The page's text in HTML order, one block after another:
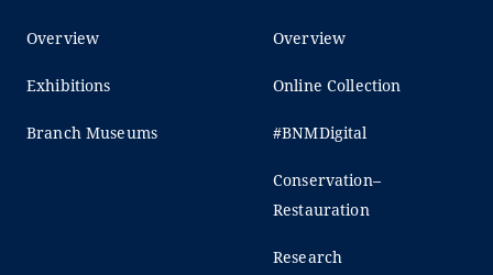
Overview
Exhibitions
Branch Museums
Overview
Online Collection
#BNMDigital
Conservation–
Restauration
Research